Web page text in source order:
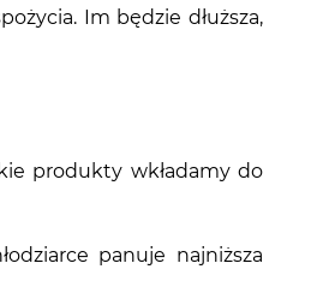
Im będzie dłuższa,
produkty wkładamy do
panuje najniższa